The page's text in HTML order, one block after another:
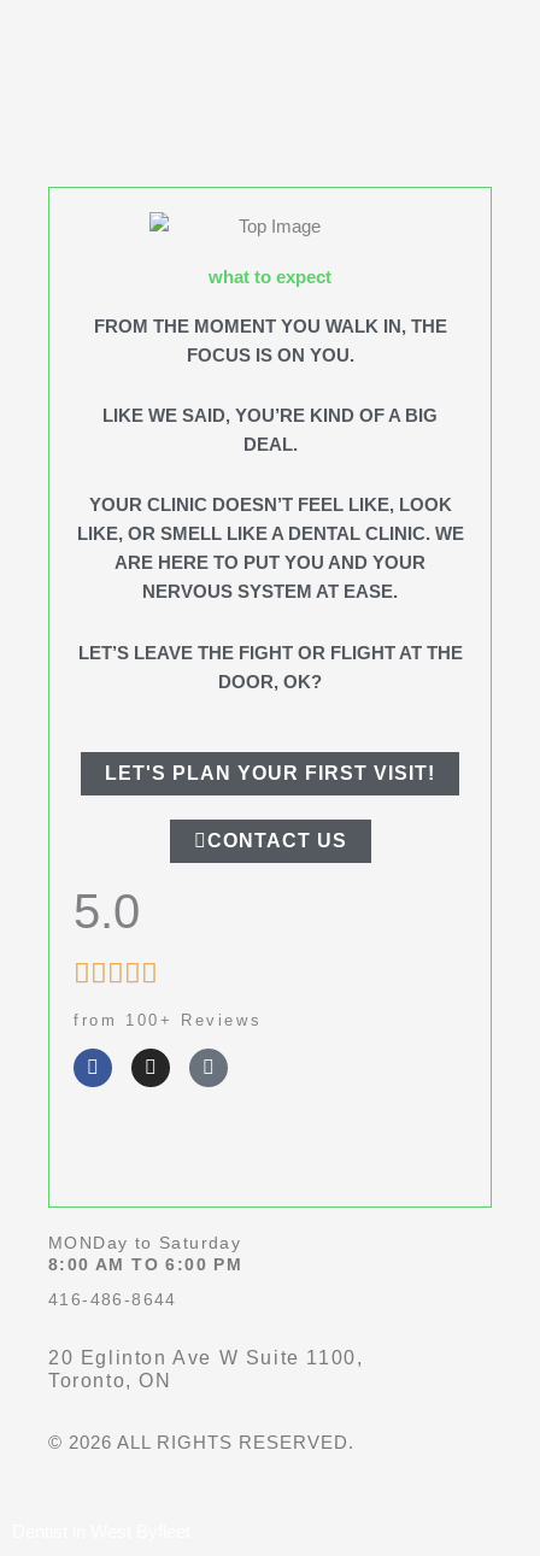
what to expect
FROM THE MOMENT YOU WALK IN, THE
FOCUS IS ON YOU.
LIKE WE SAID, YOU’RE KIND OF A BIG
DEAL.
YOUR CLINIC DOESN’T FEEL LIKE, LOOK
LIKE, OR SMELL LIKE A DENTAL CLINIC. WE
ARE HERE TO PUT YOU AND YOUR
NERVOUS SYSTEM AT EASE.
LET’S LEAVE THE FIGHT OR FLIGHT AT THE
DOOR, OK?
LET'S PLAN YOUR FIRST VISIT!
CONTACT US
5.0

out
of
5
from 100+ Reviews
a
c
f
n
s
o
o
MONDay to Saturday
8:00 AM TO 6:00 PM
416-486-8644
20 Eglinton Ave W Suite 1100,
Toronto, ON
© 2026 ALL RIGHTS RESERVED.